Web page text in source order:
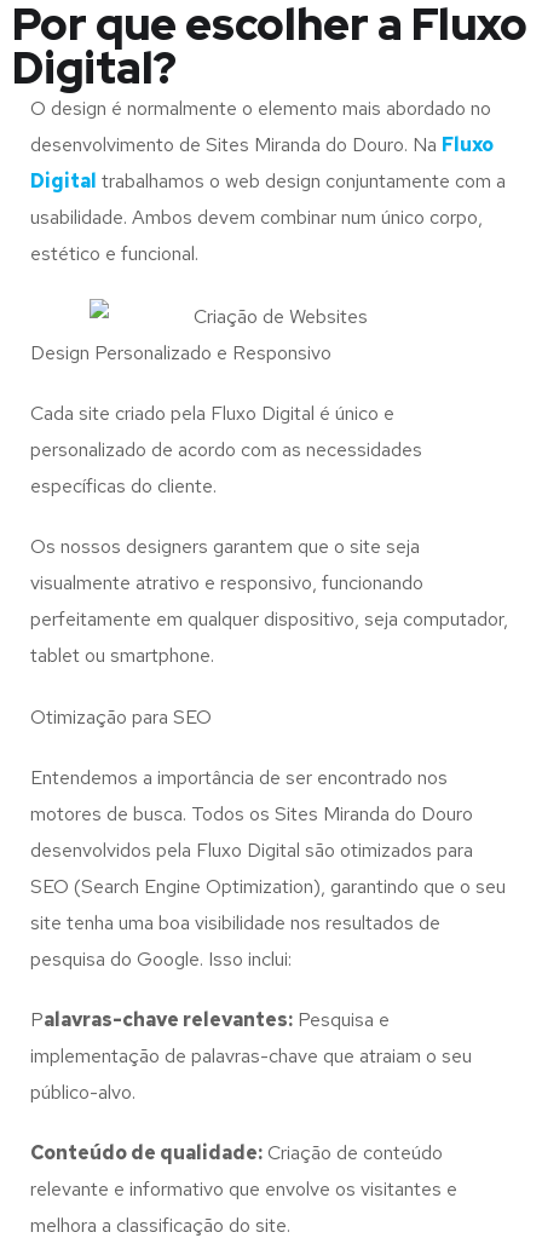
Por que escolher a Fluxo
Digital?
O design é normalmente o elemento mais abordado no
desenvolvimento de Sites Miranda do Douro. Na Fluxo
Digital trabalhamos o web design conjuntamente com a
usabilidade. Ambos devem combinar num único corpo,
estético e funcional.
Design Personalizado e Responsivo
Cada site criado pela Fluxo Digital é único e
personalizado de acordo com as necessidades
específicas do cliente.
Os nossos designers garantem que o site seja
visualmente atrativo e responsivo, funcionando
perfeitamente em qualquer dispositivo, seja computador,
tablet ou smartphone.
Otimização para SEO
Entendemos a importância de ser encontrado nos
motores de busca. Todos os Sites Miranda do Douro
desenvolvidos pela Fluxo Digital são otimizados para
SEO (Search Engine Optimization), garantindo que o seu
site tenha uma boa visibilidade nos resultados de
pesquisa do Google. Isso inclui:
Palavras-chave relevantes: Pesquisa e
implementação de palavras-chave que atraiam o seu
público-alvo.
Conteúdo de qualidade:Criação de conteúdo
relevante e informativo que envolve os visitantes e
melhora a classificação do site.